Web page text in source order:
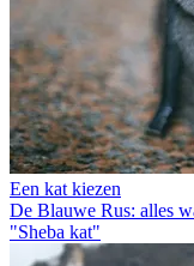
Een kat kiezen
De Blauwe Rus: alles
"Sheba kat"